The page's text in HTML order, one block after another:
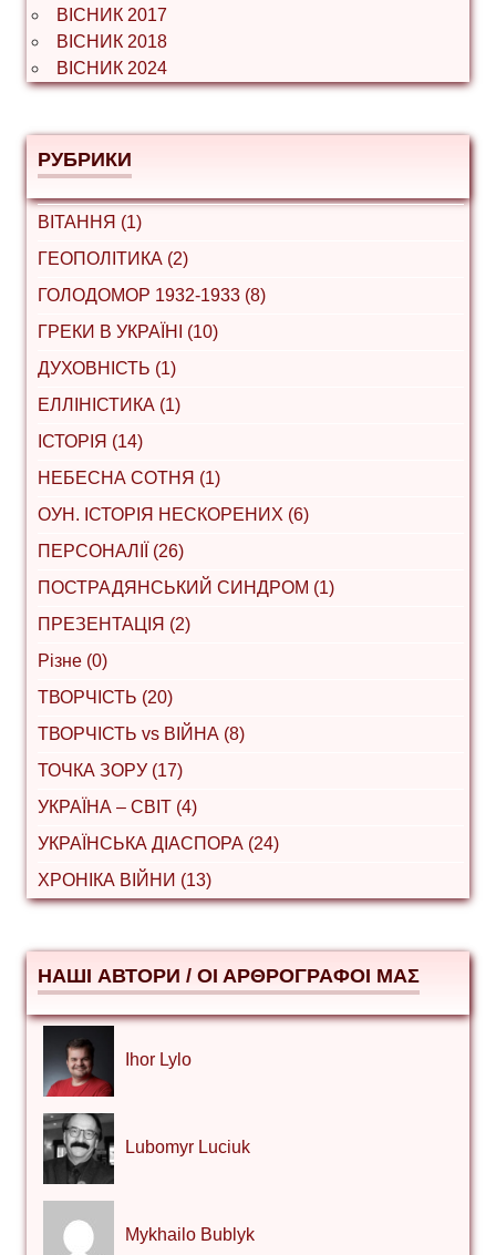
ВІСНИК 2017
ВІСНИК 2018
ВІСНИК 2024
РУБРИКИ
ВІТАННЯ (1)
ГЕОПОЛІТИКА (2)
ГОЛОДОМОР 1932-1933 (8)
ГРЕКИ В УКРАЇНІ (10)
ДУХОВНІСТЬ (1)
ЕЛЛІНІСТИКА (1)
ІСТОРІЯ (14)
НЕБЕСНА СОТНЯ (1)
ОУН. ІСТОРІЯ НЕСКОРЕНИХ (6)
ПЕРСОНАЛІЇ (26)
ПОСТРАДЯНСЬКИЙ СИНДРОМ (1)
ПРЕЗЕНТАЦІЯ (2)
Різне (0)
ТВОРЧІСТЬ (20)
ТВОРЧІСТЬ vs ВІЙНА (8)
ТОЧКА ЗОРУ (17)
УКРАЇНА – СВІТ (4)
УКРАЇНСЬКА ДІАСПОРА (24)
ХРОНІКА ВІЙНИ (13)
НАШІ АВТОРИ / ΟΙ ΑΡΘΡΟΓΡΑΦΟΙ ΜΑΣ
Ihor Lylo
Lubomyr Luciuk
Mykhailo Bublyk